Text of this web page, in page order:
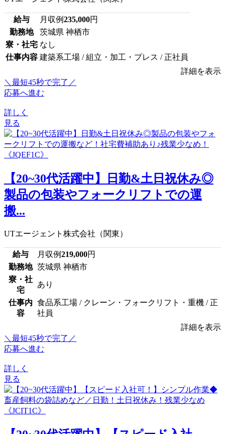
給与 月収例235,000円
勤務地
茨城県 神栖市
寮・社宅 なし
仕事内容 建築系工場 / 組立・加工・プレス / 正社員
詳細を表示
＼最短45秒で完了／
応募へ進む
詳しく
見る
【20~30代活躍中】日勤&土日祝休み◎
製品の包装やフォークリフトでの運
搬...
UTエージェント株式会社（関東）
給与 月収例219,000円
勤務地 茨城県 神栖市
寮・社
宅
あり
仕事内
容
食品系工場 / クレーン・フォークリフト・重機 / 正
社員
詳細を表示
＼最短45秒で完了／
応募へ進む
詳しく
見る